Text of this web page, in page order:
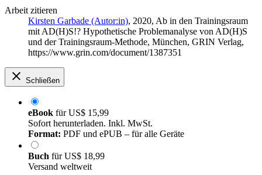
Arbeit zitieren
Kirsten Garbade (Autor:in), 2020, Ab in den Trainingsraum
mit AD(H)S!? Hypothetische Problemanalyse von AD(H)S
und der Trainingsraum-Methode, München, GRIN Verlag,
https://www.grin.com/document/1387351
Schließen
eBook fürUS$ 15,99
Sofort herunterladen. Inkl. MwSt.
Format: PDF und ePUB – für alle Geräte
Buch fürUS$ 18,99
Versand weltweit